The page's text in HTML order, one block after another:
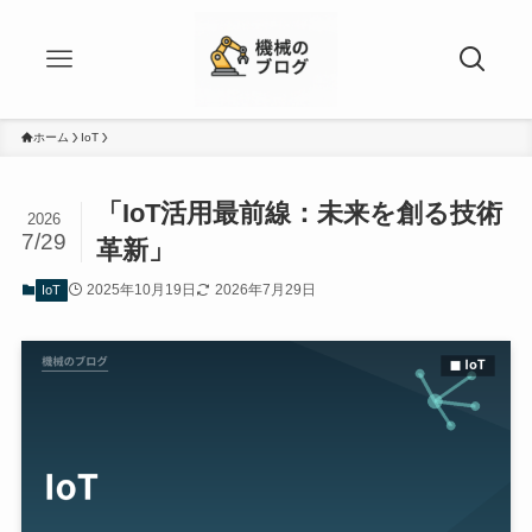
ホーム IoT
「IoT活用最前線：未来を創る技術
革新」
2026
7/29
IoT 2025年10月19日 2026年7月29日